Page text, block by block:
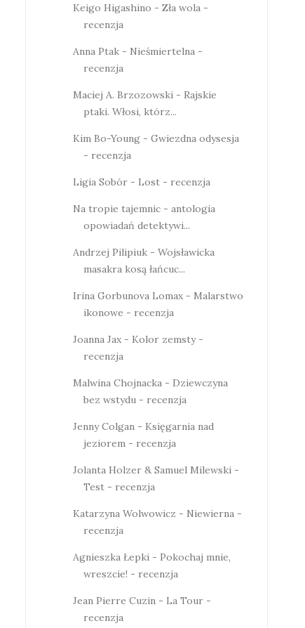
Keigo Higashino - Zła wola -
recenzja
Anna Ptak - Nieśmiertelna -
recenzja
Maciej A. Brzozowski - Rajskie
ptaki. Włosi, którz...
Kim Bo-Young - Gwiezdna odysesja
- recenzja
Ligia Sobór - Lost - recenzja
Na tropie tajemnic - antologia
opowiadań detektywi...
Andrzej Pilipiuk - Wojsławicka
masakra kosą łańcuc...
Irina Gorbunova Lomax - Malarstwo
ikonowe - recenzja
Joanna Jax - Kolor zemsty -
recenzja
Malwina Chojnacka - Dziewczyna
bez wstydu - recenzja
Jenny Colgan - Księgarnia nad
jeziorem - recenzja
Jolanta Holzer & Samuel Milewski -
Test - recenzja
Katarzyna Wolwowicz - Niewierna -
recenzja
Agnieszka Łepki - Pokochaj mnie,
wreszcie! - recenzja
Jean Pierre Cuzin - La Tour -
recenzja